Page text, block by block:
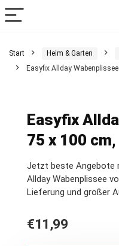
Start Heim & Garten
Easyfix Allday
Easyfix
75 x 100
Jetzt beste Angebote
Allday Wabenplissee
Lieferung und großer
€11,99